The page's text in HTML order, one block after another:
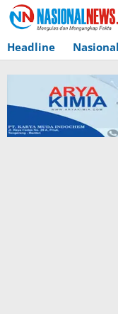
Lewati
ke
konten
Headline Nasional